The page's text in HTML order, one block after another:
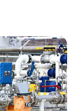
khí, phục vụ